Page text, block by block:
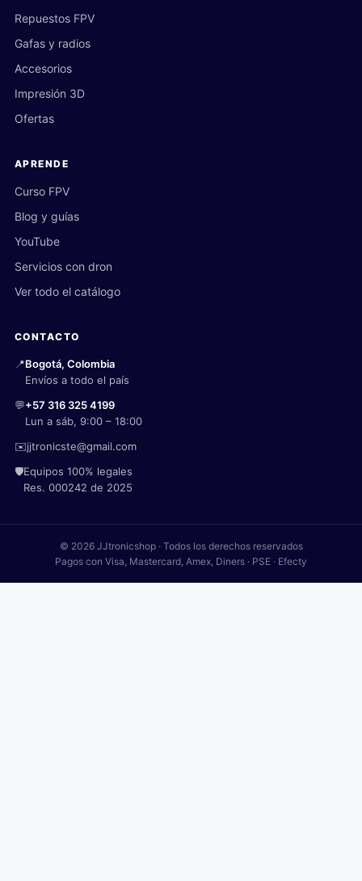
Repuestos FPV
Gafas y radios
Accesorios
Impresión 3D
Ofertas
APRENDE
Curso FPV
Blog y guías
YouTube
Servicios con dron
Ver todo el catálogo
CONTACTO
📍Bogotá, Colombia
Envíos a todo el país
💬+57 316 325 4199
Lun a sáb, 9:00 – 18:00
✉️jjtronicste@gmail.com
🛡️Equipos 100% legales
Res. 000242 de 2025
© 2026 JJtronicshop · Todos los derechos reservados
Pagos con Visa, Mastercard, Amex, Diners · PSE · Efecty